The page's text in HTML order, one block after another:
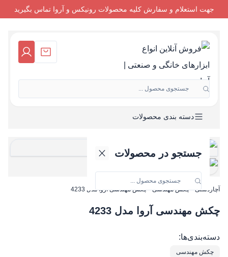
جهت استعلام و سفارش کلیه محصولات رونیکس و آروا تماس بگیرید
جستجوی محصول ...
جستجو در محصولات
دسته بندی محصولات
آچاردستی-چکش مهندسی-چکش مهندسی آروا مدل 4233
چکش مهندسی آروا مدل 4233
دسته‌بندی‌ها:
چکش مهندسی